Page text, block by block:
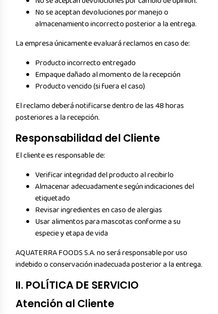
No se aceptan devoluciones por manejo o
almacenamiento incorrecto posterior a la entrega.
La empresa únicamente evaluará reclamos en caso de:
Producto incorrecto entregado
Empaque dañado al momento de la recepción
Producto vencido (si fuera el caso)
El reclamo deberá notificarse dentro de las 48 horas
posteriores a la recepción.
Responsabilidad del Cliente
El cliente es responsable de:
Verificar integridad del producto al recibirlo
Almacenar adecuadamente según indicaciones del
etiquetado
Revisar ingredientes en caso de alergias
Usar alimentos para mascotas conforme a su
especie y etapa de vida
AQUATERRA FOODS S.A. no será responsable por uso
indebido o conservación inadecuada posterior a la entrega.
II. POLÍTICA DE SERVICIO
Atención al Cliente